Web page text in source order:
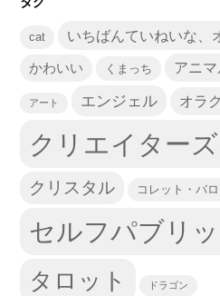
cat いちばんていねいな、
かわいい くまっち アニ
アート エンジェル オラ
クリエイター
クリスタル コレット・バ
セルフパブリ
タロット ドラゴン